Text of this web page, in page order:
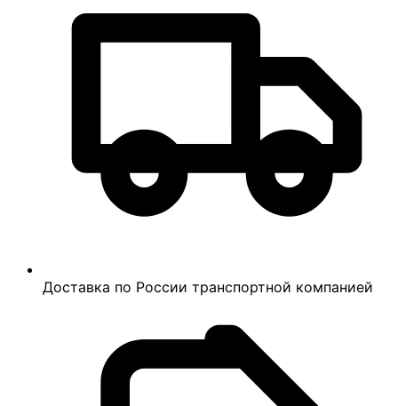
Доставка по России транспортной компанией